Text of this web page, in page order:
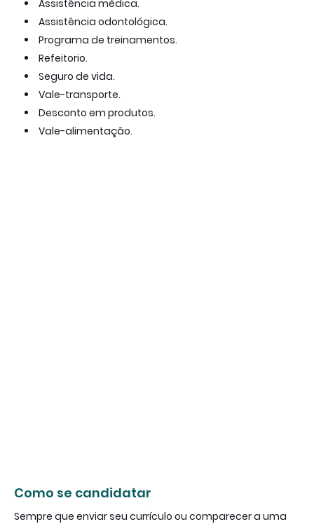
Assistência médica.
Assistência odontológica.
Programa de treinamentos.
Refeitorio.
Seguro de vida.
Vale-transporte.
Desconto em produtos.
Vale-alimentação.
Como se candidatar
Sempre que enviar seu currículo ou comparecer a uma